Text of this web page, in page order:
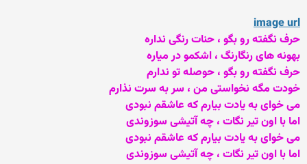
image url
حرف نگفته رو بگو ، حنات رنگی نداره
بهونه های رنگارنگ ، اشکمو در میاره
حرف نگفته رو بگو ، حوصله تو ندارم
خودت مگه نخواستی من ، سر به سرت نذارم
می خوای به یادت بیارم که عاشقم نبودی
اما با اون تیر نگات ، چه آتیشی سوزوندی
می خوای به یادت بیارم که عاشقم نبودی
اما با اون تیر نگات ، چه آتیشی سوزوندی